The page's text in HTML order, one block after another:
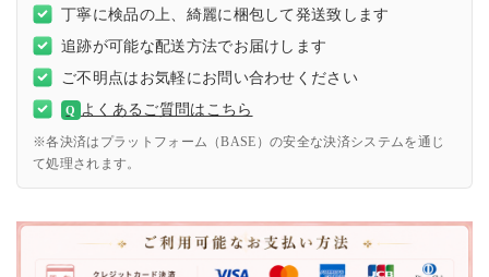
丁寧に検品の上、綺麗に梱包して発送致します
追跡が可能な配送方法でお届けします
ご不明点はお気軽にお問い合わせください
Q よくあるご質問はこちら
※各決済はプラットフォーム（BASE）の安全な決済システムを通じ
て処理されます。